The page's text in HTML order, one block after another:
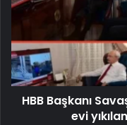
HBB Başkanı
evi